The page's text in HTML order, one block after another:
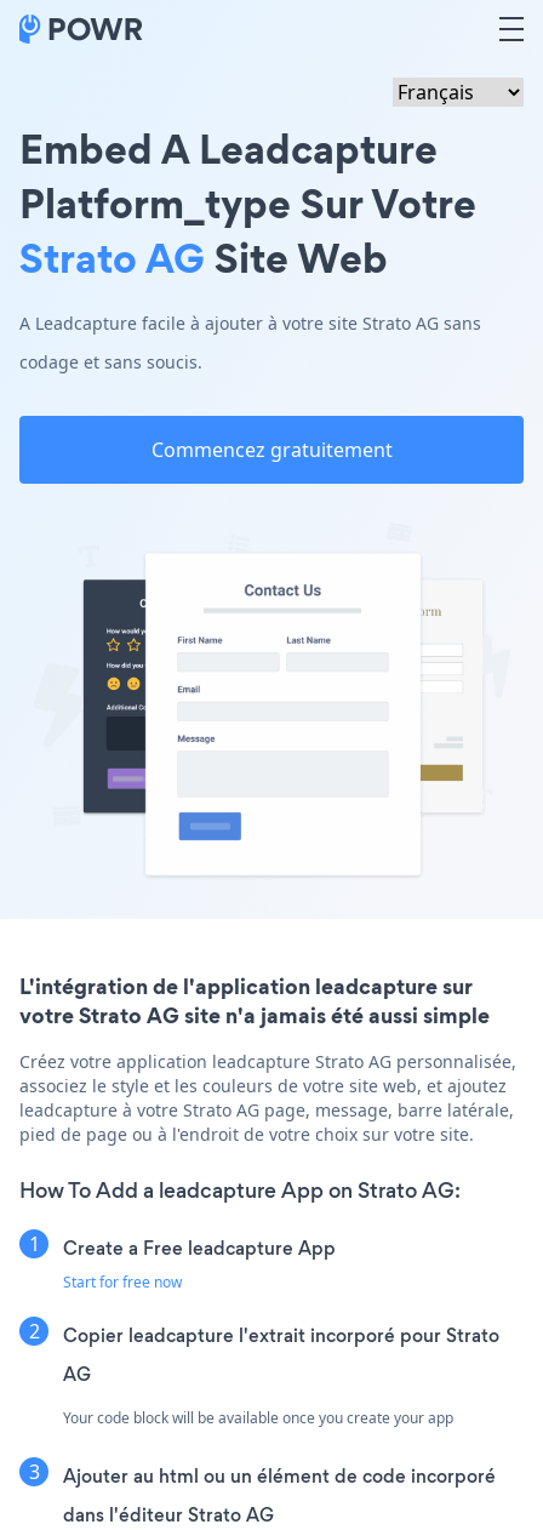
Embed A Leadcapture
Platform_type Sur Votre
Strato AGSite Web
A Leadcapture facile à ajouter à votre site Strato AG sans
codage et sans soucis.
Commencez gratuitement
L'intégration de l'application leadcapture sur
votre Strato AG site n'a jamais été aussi simple
Créez votre application leadcapture Strato AG personnalisée,
associez le style et les couleurs de votre site web, et ajoutez
leadcapture à votre Strato AG page, message, barre latérale,
pied de page ou à l'endroit de votre choix sur votre site.
How To Add a leadcapture App on Strato AG:
Create a Free leadcapture App
Start for free now
Copier leadcapture l'extrait incorporé pour Strato
AG
Your code block will be available once you create your app
Ajouter au html ou un élément de code incorporé
dans l'éditeur Strato AG